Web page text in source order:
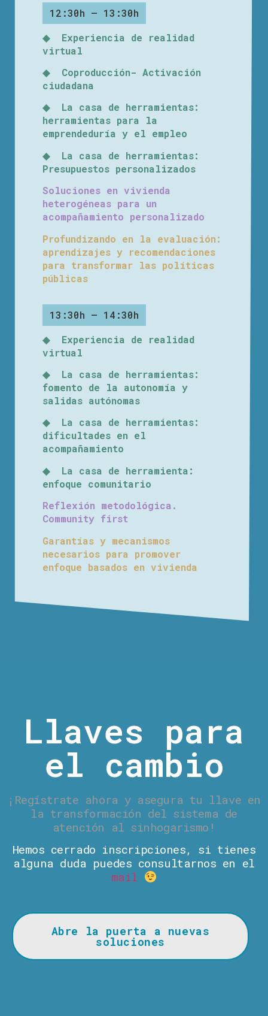
12:30h – 13:30h
◆ Experiencia de realidad
virtual
◆ Coproducción- Activación
ciudadana
◆ La casa de herramientas:
herramientas para la
emprendeduría y el empleo
◆ La casa de herramientas:
Presupuestos personalizados
Soluciones en vivienda
heterogéneas para un
acompañamiento personalizado
Profundizando en la evaluación:
aprendizajes y recomendaciones
para transformar las políticas
públicas
13:30h – 14:30h
◆ Experiencia de realidad
virtual
◆ La casa de herramientas:
fomento de la autonomía y
salidas autónomas
◆ La casa de herramientas:
dificultades en el
acompañamiento
◆ La casa de herramienta:
enfoque comunitario
Reflexión metodológica.
Community first
Garantías y mecanismos
necesarios para promover
enfoque basados en vivienda
Llaves para
el cambio
¡Regístrate ahora y asegura tu llave en
la transformación del sistema de
atención al sinhogarismo!
Hemos cerrado inscripciones, si tienes
alguna duda puedes consultarnos en el
mail
Abre la puerta a nuevas
soluciones